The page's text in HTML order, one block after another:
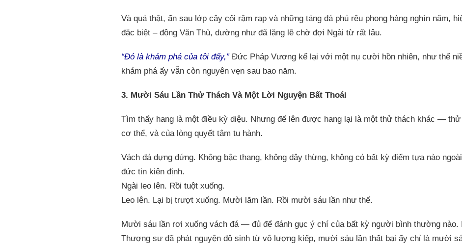
Và quả thật, ẩn sau lớp cây cối rậm rạp và những tảng đá phủ rêu phong hàng nghìn năm,
đặc biệt – động Văn Thù, dường như đã lặng lẽ chờ đợi Ngài từ rất lâu.
“Đó là khám phá của tôi đấy,” Đức Pháp Vương kể lại với một nụ cười hồn nhiên, như thể
khám phá ấy vẫn còn nguyên vẹn sau bao năm.
3. Mười Sáu Lần Thử Thách Và Một Lời Nguyện Bất Thoái
Tìm thấy hang là một điều kỳ diệu. Nhưng để lên được hang lại là một thử thách khác —
cơ thể, và của lòng quyết tâm tu hành.
Vách đá dựng đứng. Không bậc thang, không dây thừng, không có bất kỳ điểm tựa nào
đức tin kiên định.
Ngài leo lên. Rồi tuột xuống.
Leo lên. Lại bị trượt xuống. Mười lăm lần. Rồi mười sáu lần như thế.
Mười sáu lần rơi xuống vách đá — đủ để đánh gục ý chí của bất kỳ người bình thường nào.
Thượng sư đã phát nguyện độ sinh từ vô lượng kiếp, mười sáu lần thất bại ấy chỉ là mười